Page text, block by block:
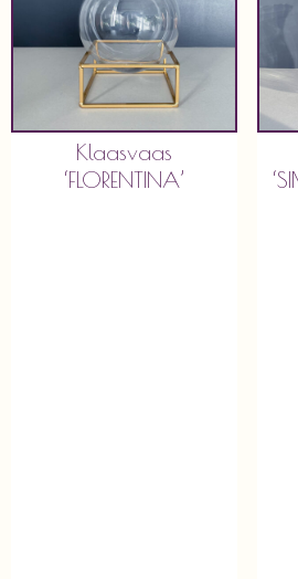
Klaasvaas
‘FLORENTINA’